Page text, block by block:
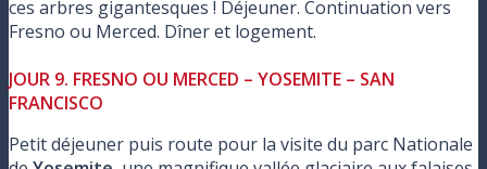
ces arbres gigantesques ! Déjeuner. Continuation vers
Fresno ou Merced. Dîner et logement.
JOUR 9. FRESNO OU MERCED – YOSEMITE – SAN
FRANCISCO
Petit déjeuner puis route pour la visite du parc Nationale